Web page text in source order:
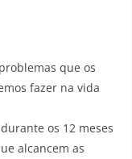
que os
fazer na vida
os 12 meses
alcancem as